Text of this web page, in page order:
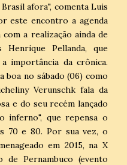
afora", comenta Luis
este encontro a agenda
a realização ainda de
Pellanda, que
importância da crônica.
boa no sábado (06) como
Verunschk fala da
e do seu recém lançado
inferno", que repensa o
70 e 80. Por sua vez, o
em 2015, na X
Pernambuco (evento